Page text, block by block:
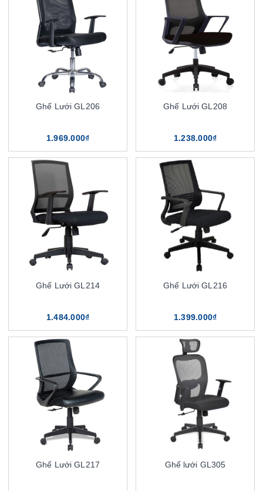
Ghế Lưới GL206
1.969.000₫
Ghế Lưới GL208
1.238.000₫
Ghế Lưới GL214
1.484.000₫
Ghế Lưới GL216
1.399.000₫
Ghế Lưới GL217 Ghế lưới GL305